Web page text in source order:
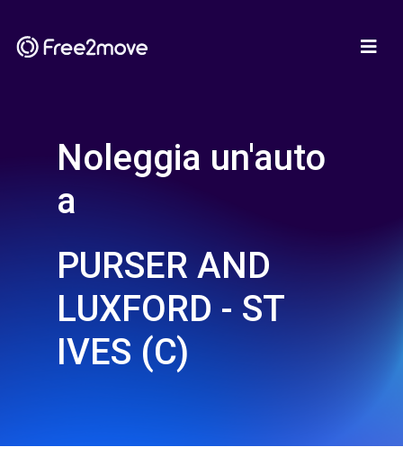
Noleggia un'auto
a
PURSER AND
LUXFORD - ST
IVES (C)